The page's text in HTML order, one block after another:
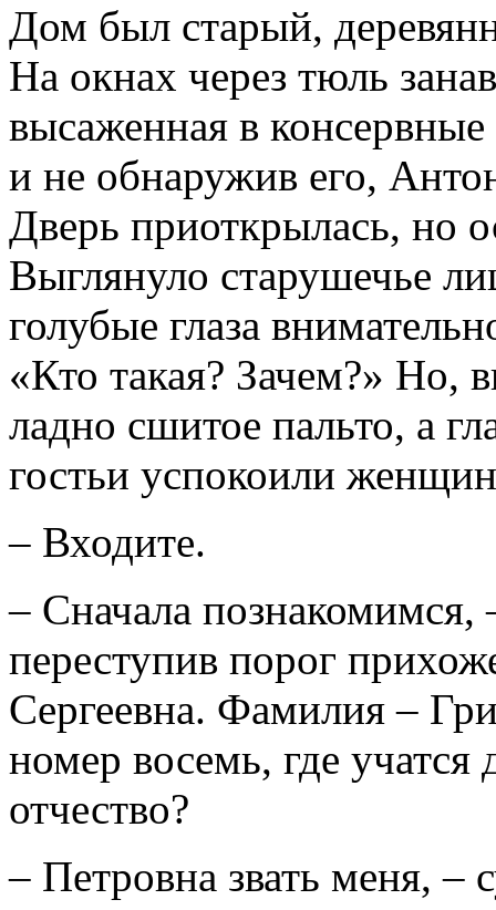
Дом был старый,
На окнах через тюль
высаженная в
и не обнаружив его,
Дверь приоткрылась, но
Выглянуло старушечье
голубые глаза
«Кто такая? Зачем?» Но,
ладно сшитое пальто, а
гостьи успокоили
– Входите.
– Сначала познакомимся,
переступив порог
Сергеевна. Фамилия –
номер восемь, где
отчество?
– Петровна звать меня, –